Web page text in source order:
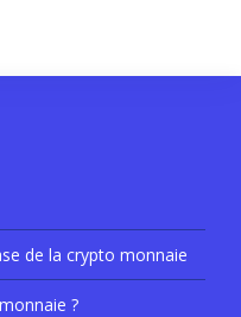
de la crypto monnaie
?